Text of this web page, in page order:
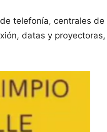
telefonía, centrales
datas y